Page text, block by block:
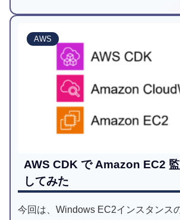
めSSM Agentの死活監視についても
AWS
AWS CDK で Amazon EC2
してみた
今回は、Windows EC2インスタンス